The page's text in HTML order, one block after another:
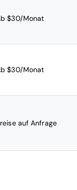
$30/Monat
$30/Monat
auf Anfrage